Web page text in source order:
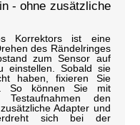
- ohne zusätzliche
Korrektors ist eine
des Rändelringes
zum Sensor auf
einstellen. Sobald sie
haben, fixieren Sie
So können Sie mit
Testaufnahmen den
Adapter und
sich bei der